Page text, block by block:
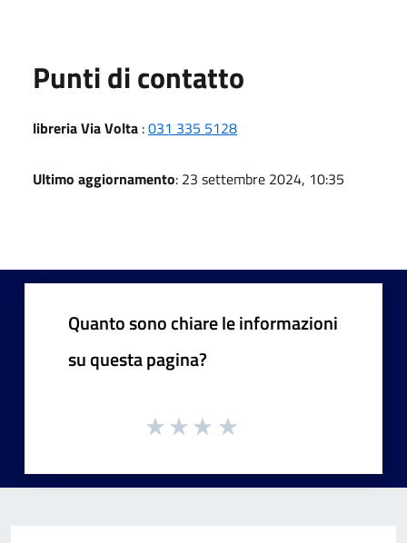
Punti di contatto
libreria Via Volta :031 335 5128
Ultimo aggiornamento: 23 settembre 2024, 10:35
Quanto sono chiare le informazioni
su questa pagina?